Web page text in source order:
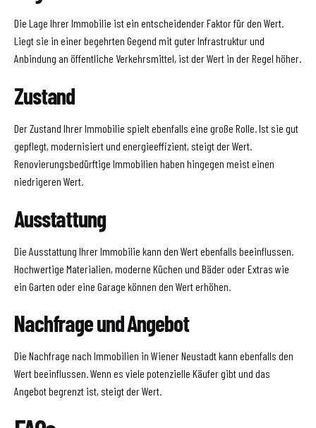
Die Lage Ihrer Immobilie ist ein entscheidender Faktor für den Wert.
Liegt sie in einer begehrten Gegend mit guter Infrastruktur und
Anbindung an öffentliche Verkehrsmittel, ist der Wert in der Regel höher.
Zustand
Der Zustand Ihrer Immobilie spielt ebenfalls eine große Rolle. Ist sie gut
gepflegt, modernisiert und energieeffizient, steigt der Wert.
Renovierungsbedürftige Immobilien haben hingegen meist einen
niedrigeren Wert.
Ausstattung
Die Ausstattung Ihrer Immobilie kann den Wert ebenfalls beeinflussen.
Hochwertige Materialien, moderne Küchen und Bäder oder Extras wie
ein Garten oder eine Garage können den Wert erhöhen.
Nachfrage und Angebot
Die Nachfrage nach Immobilien in Wiener Neustadt kann ebenfalls den
Wert beeinflussen. Wenn es viele potenzielle Käufer gibt und das
Angebot begrenzt ist, steigt der Wert.